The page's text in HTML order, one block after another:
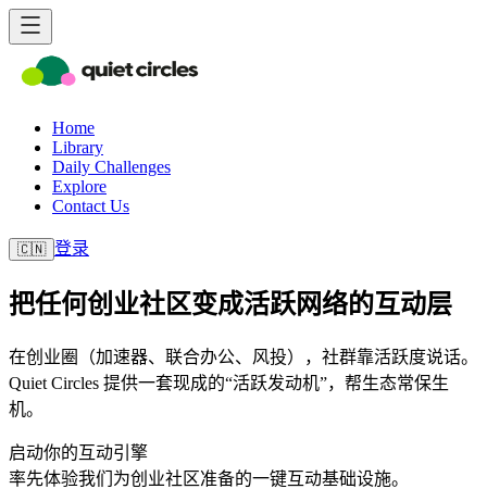
Home
Library
Daily Challenges
Explore
Contact Us
🇨🇳 登录
把任何创业社区变成活跃网络的互动层
在创业圈（加速器、联合办公、风投），社群靠活跃度说话。
Quiet Circles 提供一套现成的“活跃发动机”，帮生态常保生
机。
启动你的互动引擎
率先体验我们为创业社区准备的一键互动基础设施。